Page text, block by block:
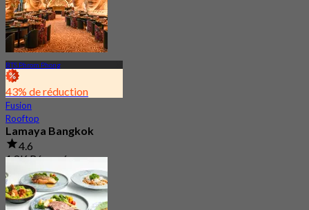
BTS Phrom Phong
43% de réduction
Fusion
Rooftop
Lamaya Bangkok
4.6
1.8K Réservé
De
฿ 362.5